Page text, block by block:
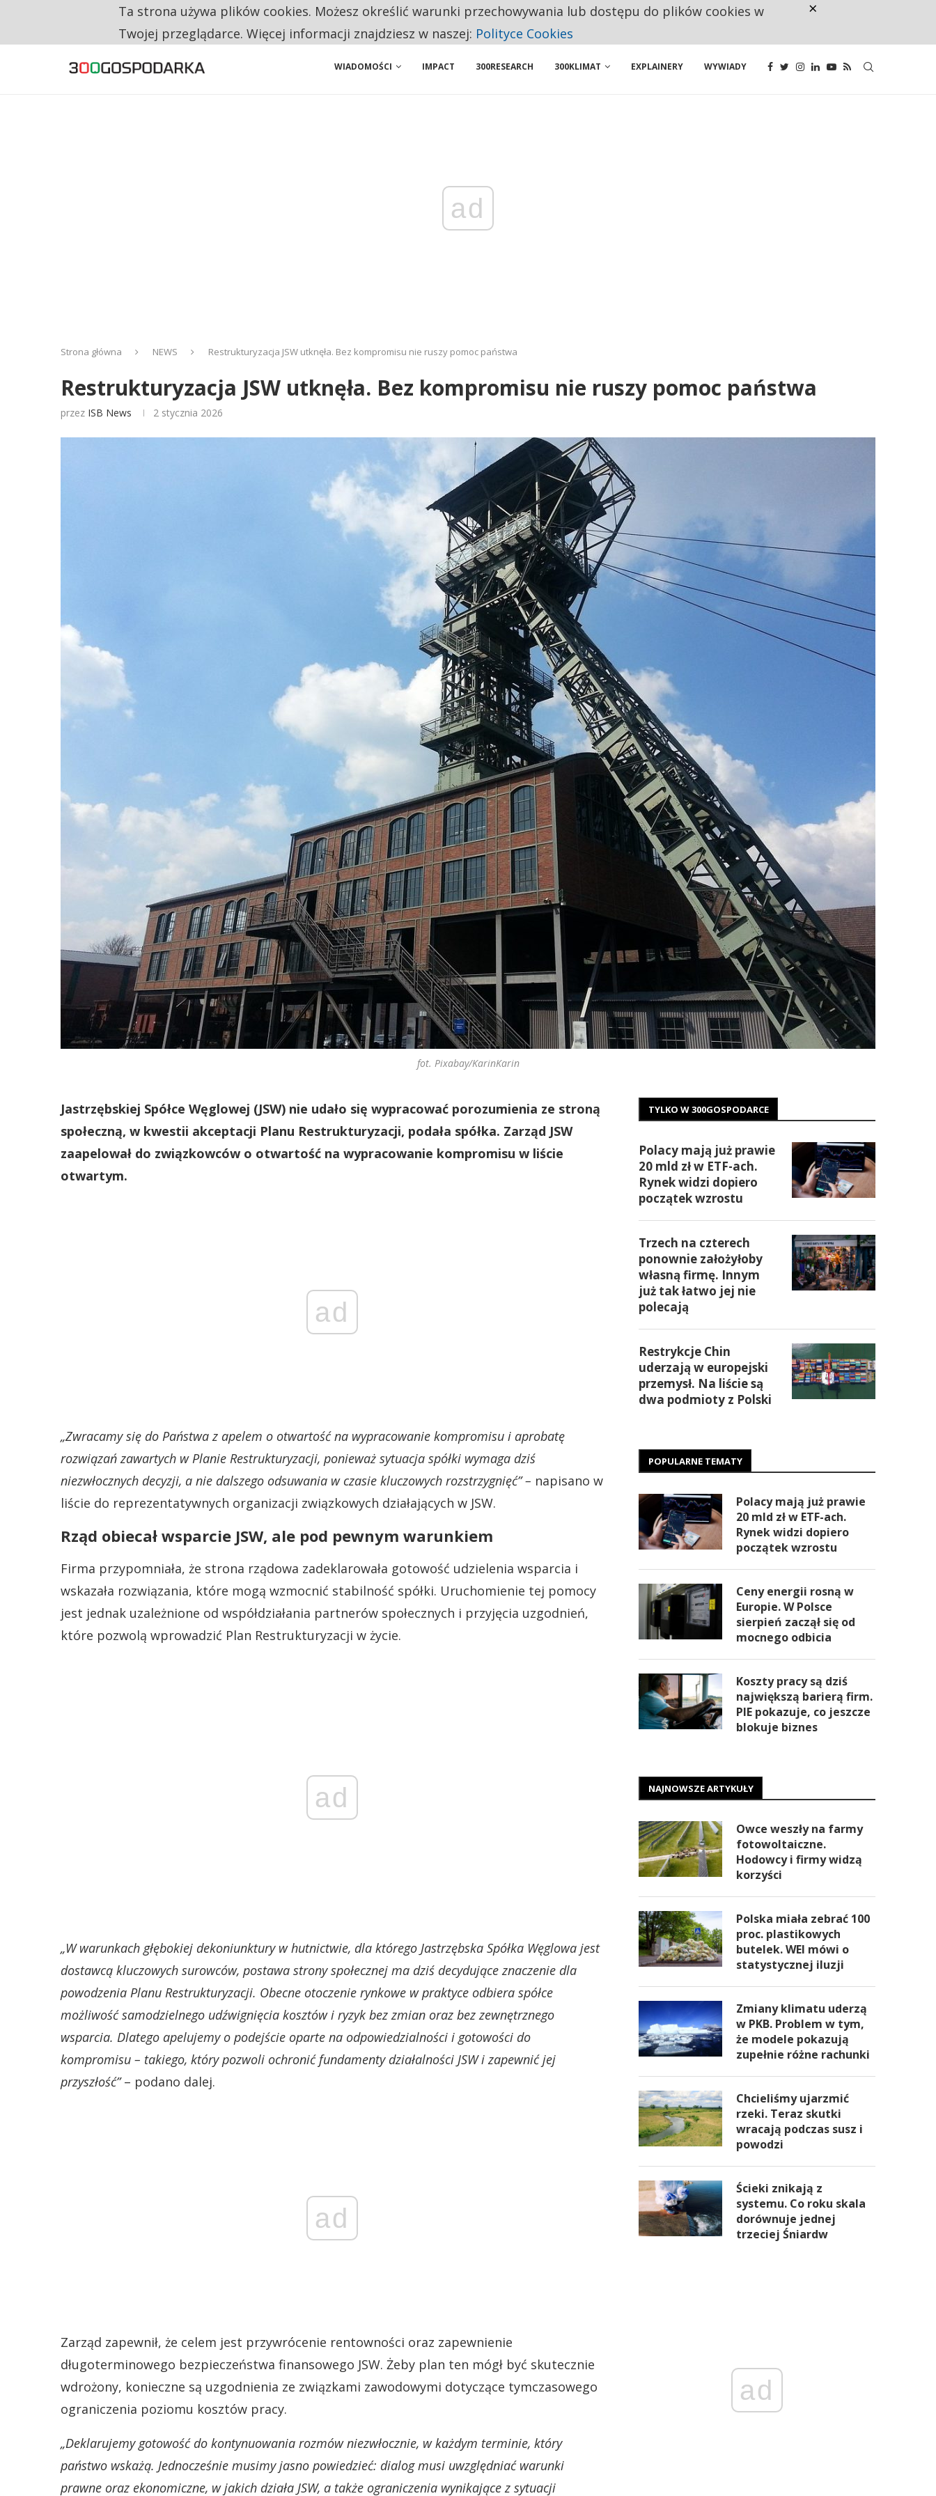
RESTRYKCJE CHIN UDERZAJĄ W EUROPEJSKI PRZEMYSŁ. NA LIŚCIE SĄ DWA PODMIOTY Z POLSKI
WIADOMOŚCI IMPACT 300RESEARCH 300KLIMAT EXPLAINERY WYWIADY
ad
Strona główna NEWS Restrukturyzacja JSW utknęła. Bez kompromisu nie ruszy pomoc państwa
Restrukturyzacja JSW utknęła. Bez kompromisu nie ruszy pomoc państwa
przez ISB News 2 stycznia 2026
fot. Pixabay/KarinKarin
Jastrzębskiej Spółce Węglowej (JSW) nie udało się wypracować porozumienia ze stroną
społeczną, w kwestii akceptacji Planu Restrukturyzacji, podała spółka. Zarząd JSW
zaapelował do związkowców o otwartość na wypracowanie kompromisu w liście
otwartym.
ad
„Zwracamy się do Państwa z apelem o otwartość na wypracowanie kompromisu i aprobatę
rozwiązań zawartych w Planie Restrukturyzacji, ponieważ sytuacja spółki wymaga dziś
niezwłocznych decyzji, a nie dalszego odsuwania w czasie kluczowych rozstrzygnięć” – napisano w
liście do reprezentatywnych organizacji związkowych działających w JSW.
Rząd obiecał wsparcie JSW, ale pod pewnym warunkiem
Firma przypomniała, że strona rządowa zadeklarowała gotowość udzielenia wsparcia i
wskazała rozwiązania, które mogą wzmocnić stabilność spółki. Uruchomienie tej pomocy
jest jednak uzależnione od współdziałania partnerów społecznych i przyjęcia uzgodnień,
które pozwolą wprowadzić Plan Restrukturyzacji w życie.
ad
„W warunkach głębokiej dekoniunktury w hutnictwie, dla którego Jastrzębska Spółka Węglowa jest
dostawcą kluczowych surowców, postawa strony społecznej ma dziś decydujące znaczenie dla
powodzenia Planu Restrukturyzacji. Obecne otoczenie rynkowe w praktyce odbiera spółce
możliwość samodzielnego udźwignięcia kosztów i ryzyk bez zmian oraz bez zewnętrznego
wsparcia. Dlatego apelujemy o podejście oparte na odpowiedzialności i gotowości do
kompromisu – takiego, który pozwoli ochronić fundamenty działalności JSW i zapewnić jej
przyszłość”– podano dalej.
ad
Zarząd zapewnił, że celem jest przywrócenie rentowności oraz zapewnienie
długoterminowego bezpieczeństwa finansowego JSW. Żeby plan ten mógł być skutecznie
wdrożony, konieczne są uzgodnienia ze związkami zawodowymi dotyczące tymczasowego
ograniczenia poziomu kosztów pracy.
„Deklarujemy gotowość do kontynuowania rozmów niezwłocznie, w każdym terminie, który
państwo wskażą. Jednocześnie musimy jasno powiedzieć: dialog musi uwzględniać warunki
prawne oraz ekonomiczne, w jakich działa JSW, a także ograniczenia wynikające z sytuacji
TYLKO W 300GOSPODARCE
Polacy mają już prawie
20 mld zł w ETF-ach.
Rynek widzi dopiero
początek wzrostu
Trzech na czterech
ponownie założyłoby
własną firmę. Innym
już tak łatwo jej nie
polecają
Restrykcje Chin
uderzają w europejski
przemysł. Na liście są
dwa podmioty z Polski
POPULARNE TEMATY
Polacy mają już prawie
20 mld zł w ETF-ach.
Rynek widzi dopiero
początek wzrostu
Ceny energii rosną w
Europie. W Polsce
sierpień zaczął się od
mocnego odbicia
Koszty pracy są dziś
największą barierą firm.
PIE pokazuje, co jeszcze
blokuje biznes
NAJNOWSZE ARTYKUŁY
Owce weszły na farmy
fotowoltaiczne.
Hodowcy i firmy widzą
korzyści
Polska miała zebrać 100
proc. plastikowych
butelek. WEI mówi o
statystycznej iluzji
Zmiany klimatu uderzą
w PKB. Problem w tym,
że modele pokazują
zupełnie różne rachunki
Chcieliśmy ujarzmić
rzeki. Teraz skutki
wracają podczas susz i
powodzi
Ścieki znikają z
systemu. Co roku skala
dorównuje jednej
trzeciej Śniardw
ad
Ta strona używa plików cookies. Możesz określić warunki przechowywania lub dostępu do plików cookies w
Twojej przeglądarce. Więcej informacji znajdziesz w naszej: Polityce Cookies
×